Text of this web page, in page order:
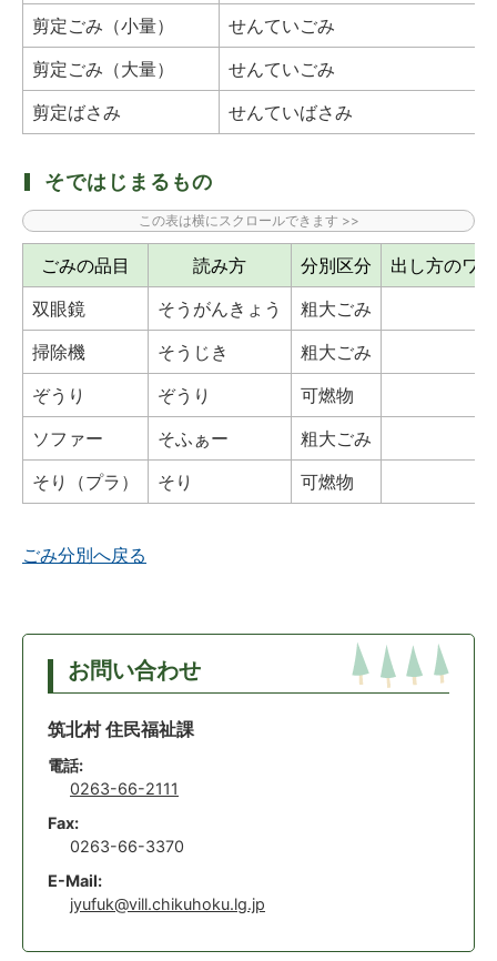
剪定ごみ（小量）
せんていごみ
剪定ごみ（大量）
せんていごみ
剪定ばさみ
せんていばさみ
そではじまるもの
ごみの品目 読み方 分別区分
出し方のワ
双眼鏡
そうがんきょう
粗大ごみ
掃除機
そうじき
粗大ごみ
ぞうり
ぞうり
可燃物
ソファー
そふぁー
粗大ごみ
そり（プラ）
そり 可燃物
ごみ分別へ戻る
お問い合わせ
筑北村 住民福祉課
電話:
0263-66-2111
Fax:
0263-66-3370
E-Mail:
jyufuk@vill.chikuhoku.lg.jp